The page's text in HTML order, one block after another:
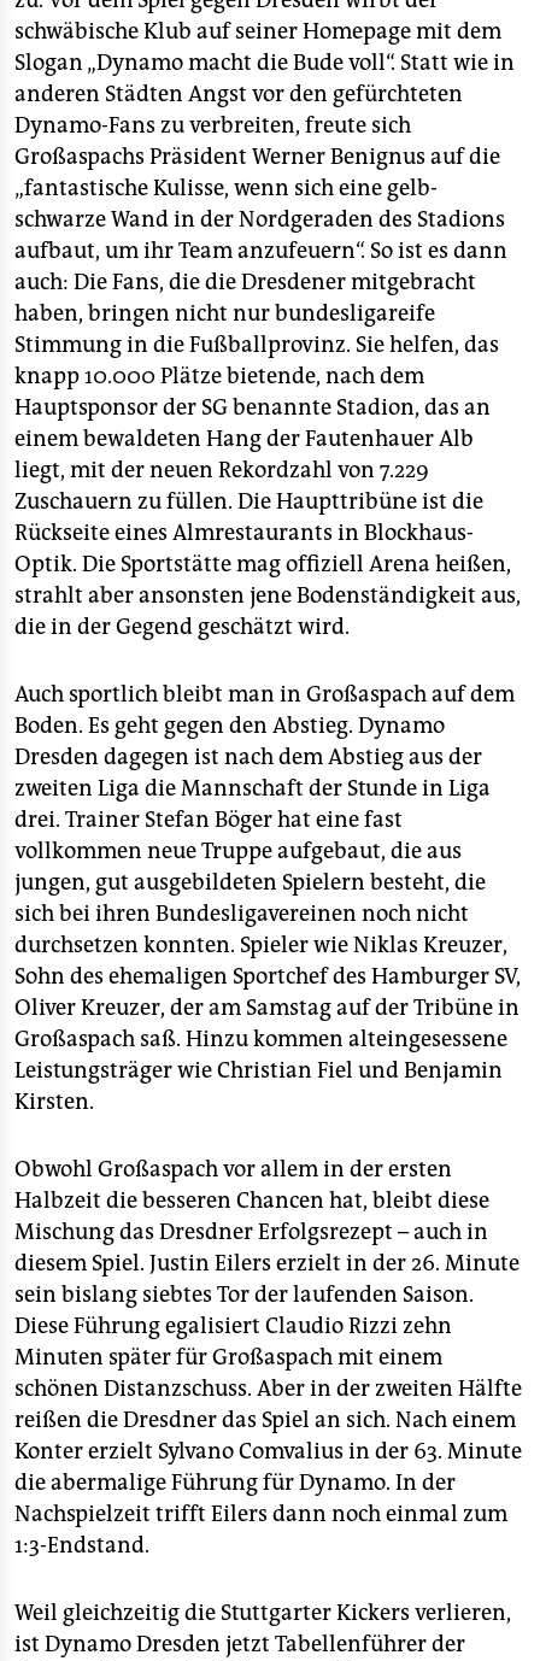
schwäbische Klub auf seiner Homepage mit dem
Slogan „Dynamo macht die Bude voll“. Statt wie in
anderen Städten Angst vor den gefürchteten
Dynamo-Fans zu verbreiten, freute sich
Großaspachs Präsident Werner Benignus auf die
„fantastische Kulisse, wenn sich eine gelb-
schwarze Wand in der Nordgeraden des Stadions
aufbaut, um ihr Team anzufeuern“. So ist es dann
auch: Die Fans, die die Dresdener mitgebracht
haben, bringen nicht nur bundesligareife
Stimmung in die Fußballprovinz. Sie helfen, das
knapp 10.000 Plätze bietende, nach dem
Hauptsponsor der SG benannte Stadion, das an
einem bewaldeten Hang der Fautenhauer Alb
liegt, mit der neuen Rekordzahl von 7.229
Zuschauern zu füllen. Die Haupttribüne ist die
Rückseite eines Almrestaurants in Blockhaus-
Optik. Die Sportstätte mag offiziell Arena heißen,
strahlt aber ansonsten jene Bodenständigkeit aus,
die in der Gegend geschätzt wird.
Auch sportlich bleibt man in Großaspach auf dem
Boden. Es geht gegen den Abstieg. Dynamo
Dresden dagegen ist nach dem Abstieg aus der
zweiten Liga die Mannschaft der Stunde in Liga
drei. Trainer Stefan Böger hat eine fast
vollkommen neue Truppe aufgebaut, die aus
jungen, gut ausgebildeten Spielern besteht, die
sich bei ihren Bundesligavereinen noch nicht
durchsetzen konnten. Spieler wie Niklas Kreuzer,
Sohn des ehemaligen Sportchef des Hamburger SV,
Oliver Kreuzer, der am Samstag auf der Tribüne in
Großaspach saß. Hinzu kommen alteingesessene
Leistungsträger wie Christian Fiel und Benjamin
Kirsten.
Obwohl Großaspach vor allem in der ersten
Halbzeit die besseren Chancen hat, bleibt diese
Mischung das Dresdner Erfolgsrezept – auch in
diesem Spiel. Justin Eilers erzielt in der 26. Minute
sein bislang siebtes Tor der laufenden Saison.
Diese Führung egalisiert Claudio Rizzi zehn
Minuten später für Großaspach mit einem
schönen Distanzschuss. Aber in der zweiten Hälfte
reißen die Dresdner das Spiel an sich. Nach einem
Konter erzielt Sylvano Comvalius in der 63. Minute
die abermalige Führung für Dynamo. In der
Nachspielzeit trifft Eilers dann noch einmal zum
1:3-Endstand.
Weil gleichzeitig die Stuttgarter Kickers verlieren,
ist Dynamo Dresden jetzt Tabellenführer der